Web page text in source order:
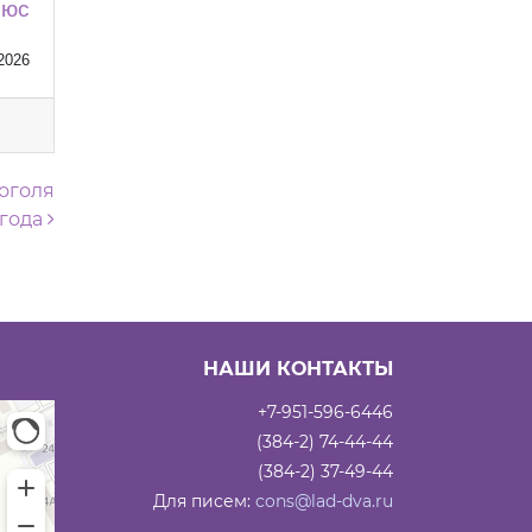
НАШИ КОНТАКТЫ
+7-951-596-6446
(384-2) 74-44-44
(384-2) 37-49-44
Для писем: cons@lad-dva.ru